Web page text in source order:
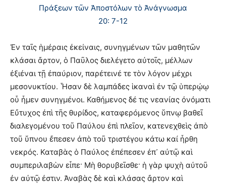
Πράξεων τῶν Ἀποστόλων τὸ Ἀνάγνωσμα
20: 7-12
Ἐν ταῖς ἡμέραις ἐκείναις, συνηγμένων τῶν μαθητῶν
κλάσαι ἄρτον, ὁ Παῦλος διελέγετο αὐτοῖς, μέλλων
ἐξιέναι τῇ ἐπαύριον, παρέτεινέ τε τὸν λόγον μέχρι
μεσονυκτίου. Ἦσαν δὲ λαμπάδες ἱκαναὶ ἐν τῷ ὑπερῴῳ
οὗ ἦμεν συνηγμένοι. Καθήμενος δέ τις νεανίας ὀνόματι
Εὔτυχος ἐπὶ τῆς θυρίδος, καταφερόμενος ὕπνῳ βαθεῖ
διαλεγομένου τοῦ Παύλου ἐπὶ πλεῖον, κατενεχθεὶς ἀπὸ
τοῦ ὕπνου ἔπεσεν ἀπὸ τοῦ τριστέγου κάτω καί ἦρθη
νεκρός. Καταβὰς ὁ Παύλος ἐπέπεσεν ἐπ᾿ αὐτῷ καὶ
συμπεριλαβὼν εἶπε· Μὴ θορυβεῖσθε· ἡ γὰρ ψυχὴ αὐτοῦ
ἐν αὐτῷ ἐστιν. Ἀναβὰς δὲ καὶ κλάσας ἄρτον καὶ